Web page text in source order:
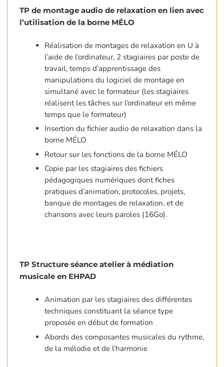
TP de montage audio de relaxation en lien avec
l’utilisation de la borne MÉLO
Réalisation de montages de relaxation en U à
l’aide de l’ordinateur, 2 stagiaires par poste de
travail, temps d’apprentissage des
manipulations du logiciel de montage en
simultané avec le formateur (les stagiaires
réalisent les tâches sur l’ordinateur en même
temps que le formateur)
Insertion du fichier audio de relaxation dans la
borne MÉLO
Retour sur les fonctions de la borne MÉLO
Copie par les stagiaires des fichiers
pédagogiques numériques dont fiches
pratiques d’animation, protocoles, projets,
banque de montages de relaxation, et de
chansons avec leurs paroles (16Go).
TP Structure séance atelier à médiation
musicale en EHPAD
Animation par les stagiaires des différentes
techniques constituant la séance type
proposée en début de formation
Abords des composantes musicales du rythme,
de la mélodie et de l’harmonie